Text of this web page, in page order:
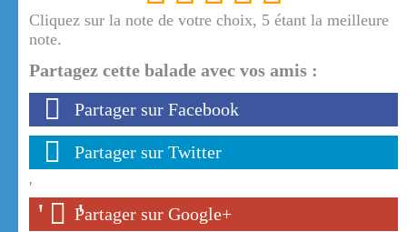
Cliquez sur la note de votre choix, 5 étant la meilleure
note.
Partagez cette balade avec vos amis :
Partager sur Facebook
Partager sur Twitter
'
' '
Partager sur Google+